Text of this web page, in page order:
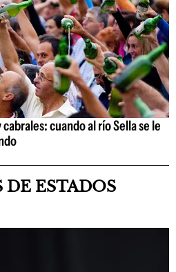
cuando al río Sella se le
ESTADOS